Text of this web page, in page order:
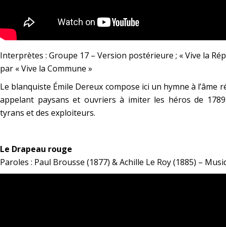
Interprètes : Groupe 17 – Version postérieure ; « Vive la
par « Vive la Commune »
Le blanquiste Émile Dereux compose ici un hymne à l’âme
appelant paysans et ouvriers à imiter les héros de
tyrans et des exploiteurs.
Le Drapeau rouge
Paroles : Paul Brousse (1877) & Achille Le Roy (1885) –